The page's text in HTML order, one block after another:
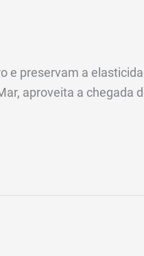
e preservam a
aproveita a chegada